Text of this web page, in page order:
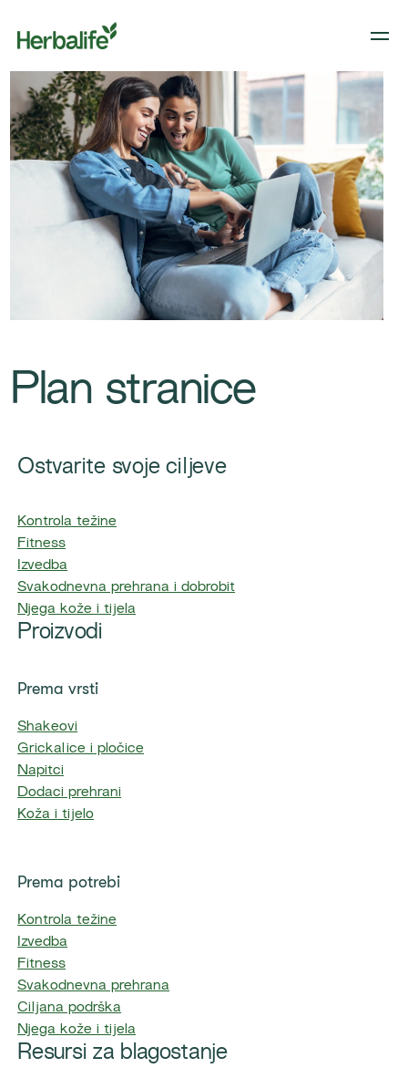
Plan stranice
Ostvarite svoje ciljeve
Kontrola težine
Fitness
Izvedba
Svakodnevna prehrana i dobrobit
Njega kože i tijela
Proizvodi
Prema vrsti
Shakeovi
Grickalice i pločice
Napitci
Dodaci prehrani
Koža i tijelo
Prema potrebi
Kontrola težine
Izvedba
Fitness
Svakodnevna prehrana
Ciljana podrška
Njega kože i tijela
Resursi za blagostanje